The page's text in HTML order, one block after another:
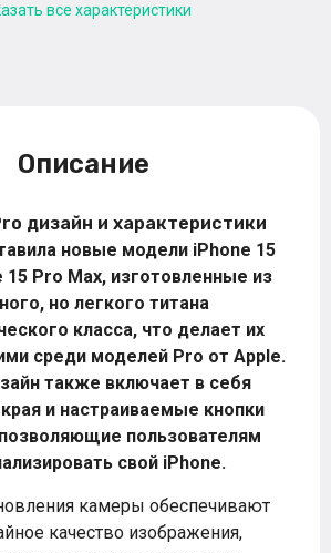
все характеристики
Описание
дизайн и характеристики
новые модели iPhone 15
15 Pro Max, изготовленные из
но легкого титана
класса, что делает их
среди моделей Pro от Apple.
также включает в себя
и настраиваемые кнопки
пользователям
свой iPhone.
камеры обеспечивают
качество изображения,